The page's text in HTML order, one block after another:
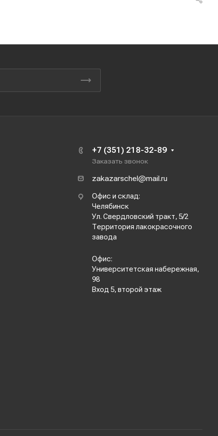
+7 (351) 218-32-89
Заказать звонок
zakazarschel@mail.ru
Офис и склад:
Челябинск
Ул. Свердловский тракт, 5/2
Территория лакокрасочного
завода
Офис:
Университетская набережная,
98
Вход 5, второй этаж